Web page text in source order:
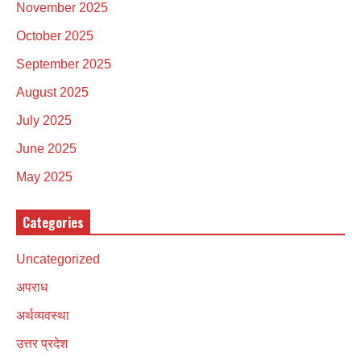
November 2025
October 2025
September 2025
August 2025
July 2025
June 2025
May 2025
Categories
Uncategorized
अपराध
अर्थव्यवस्था
उत्तर प्रदेश